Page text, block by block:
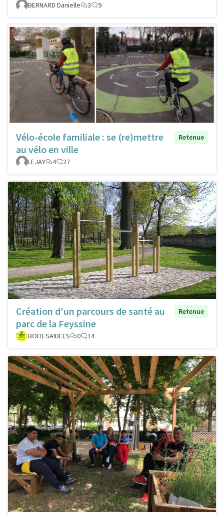
BERNARD Danielle 3 9
Vélo-école familiale : se (re)mettre
au vélo en ville
Retenue
LEJAY 4 27
Création d'un parcours de santé au
parc de la Feyssine
Retenue
BOITESAIDEES 0 14